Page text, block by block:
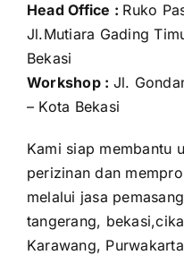
Head Office : Ruko
Jl.Mutiara Gading
Bekasi
Workshop : Jl.
– Kota Bekasi
Kami siap membantu
perizinan dan
melalui jasa
tangerang,
Karawang,